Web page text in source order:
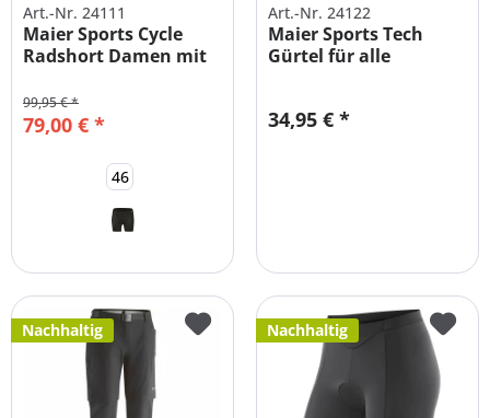
Art.-Nr. 24111
Maier Sports Cycle
Radshort Damen mit
79,00 € *
99,95 € *
46
Art.-Nr. 24122
Maier Sports Tech
Gürtel für alle
34,95 € *
Nachhaltig Nachhaltig